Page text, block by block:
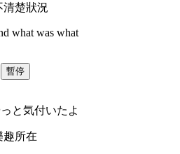
清楚狀況
what was what
暫停
と気付いたよ
趣所在